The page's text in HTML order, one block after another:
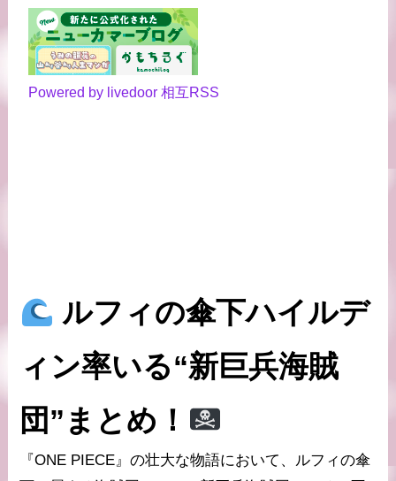
Powered by livedoor 相互RSS
ルフィの傘下ハイルデ
ィン率いる“新巨兵海賊
団” まとめ！
『ONE PIECE』の壮大な物語において、 ルフィの傘